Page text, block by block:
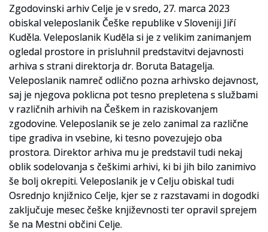
Za ustvarjalce
Strokovna usposabljanja za uslužbence
Gradivo
Register ustvarjalcev
Arhivske škatle
Projekti
Slovenski elektronski arhiv
Anonimka
Virtualni.ZAC
Zgodovinski arhiv Celje je v sredo, 27. marca 2023
obiskal veleposlanik Češke republike v Sloveniji Jiří
Kuděla. Veleposlanik Kudĕla si je z velikim zanimanjem
ogledal prostore in prisluhnil predstavitvi dejavnosti
arhiva s strani direktorja dr. Boruta Batagelja.
Veleposlanik namreč odlično pozna arhivsko dejavnost,
saj je njegova poklicna pot tesno prepletena s službami
v različnih arhivih na Češkem in raziskovanjem
zgodovine. Veleposlanik se je zelo zanimal za različne
tipe gradiva in vsebine, ki tesno povezujejo oba
prostora. Direktor arhiva mu je predstavil tudi nekaj
oblik sodelovanja s češkimi arhivi, ki bi jih bilo zanimivo
še bolj okrepiti. Veleposlanik je v Celju obiskal tudi
Osrednjo knjižnico Celje, kjer se z razstavami in dogodki
zaključuje mesec češke književnosti ter opravil sprejem
še na Mestni občini Celje.